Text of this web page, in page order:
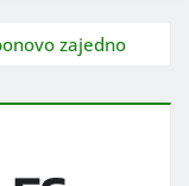
zajedno